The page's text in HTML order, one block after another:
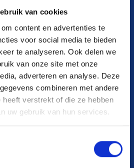
van cookies
content en advertenties te
voor social media te bieden
te analyseren. Ook delen we
van onze site met onze
adverteren en analyse. Deze
combineren met andere
heeft verstrekt of die ze hebben
uw gebruik van hun services.
zorg